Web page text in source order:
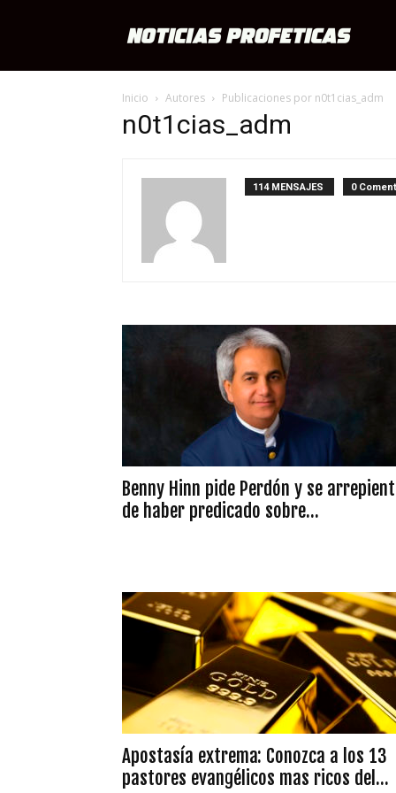
Inicio Autores Publicaciones por n0t1cias_adm
n0t1cias_adm
114 MENSAJES 0
Benny Hinn pide Perdón y se
de haber predicado sobre...
Apostasía extrema: Conozca a los 13
pastores evangélicos mas ricos del...